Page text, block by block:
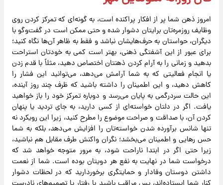
امروز ذهن شما پر از افکار پراکنده است، به گونه‌ای که تمرکز کردن روی
وظایف روزمره‌تان برایتان دشوار شده و حتی ممکن است در گفت‌وگو با
دیگران، حواستان به حرف‌هایشان نباشد و فقط به ظاهر آن‌ها نگاه کنید؛
برای عبور از این آشفتگی ذهنی، بهتر است کمی به خودتان استراحت
بدهید و زمانی را به آرام کردن ذهنتان اختصاص دهید، مثلاً با قدم زدن
یا انجام فعالیتی که به شما آرامش می‌دهد، می‌توانید این فشار را
کاهش دهید، و این اطمینان را داشته باشید که ظرف چند روز آینده،
این حالت سردرگمی به پایان می‌رسد و دوباره تمرکز خود را باز خواهید
یافت. اگر در دلتان خواسته‌ای از کسی دارید، به جای تردید یا پنهان
کردن آن، با صداقت و صراحت موضوع را مطرح کنید، زیرا این رویکرد نه
تنها شانس برآورده شدن خواسته‌تان را افزایش می‌دهد، بلکه به شما
حس رهایی و اطمینان می‌بخشد؛ نگران واکنش طرف مقابل هم نباشید،
زیرا حتی اگر در ابتدا ناراحت شود، به مرور متوجه خواهد شد که
درخواست شما در نهایت به نفع هر دویتان بوده است. شما از نعمت
داشتن دوستان وفادار و حمایتگری برخوردارید که در لحظات دشوار